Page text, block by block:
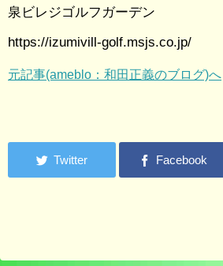
泉ビレジゴルフガーデン
https://izumivill-golf.msjs.co.jp/
元記事(ameblo：和田正義のブログ)へ